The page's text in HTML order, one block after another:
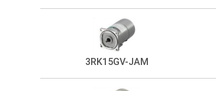
3RK15GV-JAM